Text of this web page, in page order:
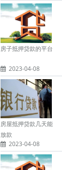
房子抵押贷款的平台
2023-04-08
房屋抵押贷款几天能
放款
2023-04-08